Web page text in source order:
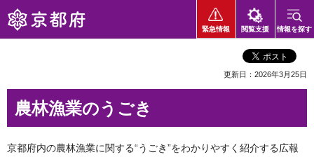
京都府
緊急情報 閲覧支援 情報を探す
更新日：2026年3月25日
農林漁業のうごき
京都府内の農林漁業に関する“うごき”をわかりやすく紹介する広報